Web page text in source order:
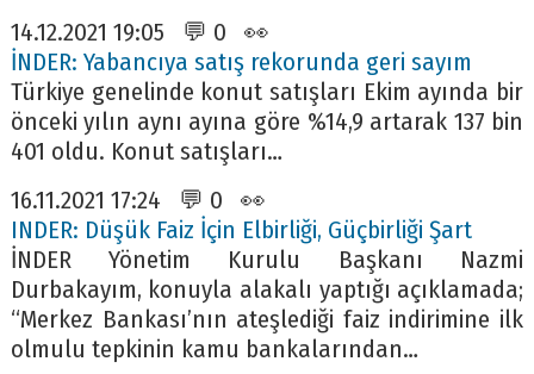
14.12.2021 19:05 💬 0 👀
İNDER: Yabancıya satış rekorunda geri sayım
Türkiye genelinde konut satışları Ekim ayında bir
önceki yılın aynı ayına göre %14,9 artarak 137 bin
401 oldu. Konut satışları…
16.11.2021 17:24 💬 0 👀
INDER: Düşük Faiz İçin Elbirliği, Güçbirliği Şart
İNDER Yönetim Kurulu Başkanı Nazmi
Durbakayım, konuyla alakalı yaptığı açıklamada;
“Merkez Bankası’nın ateşlediği faiz indirimine ilk
olmulu tepkinin kamu bankalarından…